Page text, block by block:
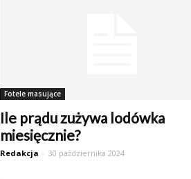
Fotele masujące
Ile prądu zużywa lodówka
miesięcznie?
Redakcja - 30 października 2024